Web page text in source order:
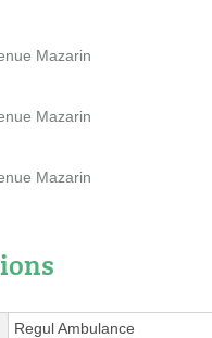
Mazarin
Mazarin
Mazarin
Regul Ambulance